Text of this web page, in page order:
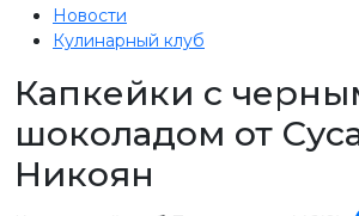
Новости
Кулинарный клуб
Капкейки с
шоколадом от
Никоян